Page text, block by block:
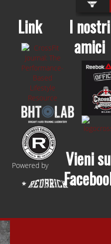
Link
Powered by
I nostri
amici
Vieni su